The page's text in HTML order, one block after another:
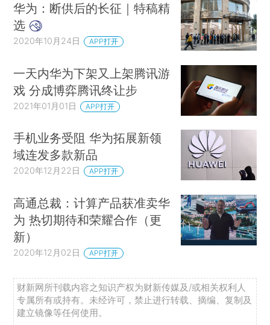
华为：断供后的长征｜特稿精
选
2020年10月24日 APP打开
一天内华为下架又上架腾讯游
戏 分成博弈腾讯终让步
2021年01月01日 APP打开
手机业务受阻 华为拓展新领
域连发多款新品
2020年12月22日 APP打开
高通总裁：计算产品获准卖华
为 热切期待和荣耀合作（更
新）
2020年12月02日 APP打开
财新网所刊载内容之知识产权为财新传媒及/或相关权利人
专属所有或持有。未经许可，禁止进行转载、摘编、复制及
建立镜像等任何使用。